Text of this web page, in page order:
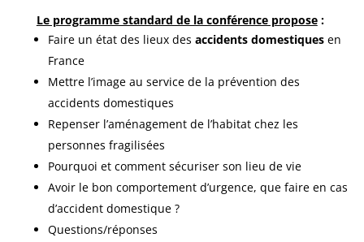
Le programme standard de la conférence propose:
Faire un état des lieux des accidents domestiques en
France
Mettre l’image au service de la prévention des
accidents domestiques
Repenser l’aménagement de l’habitat chez les
personnes fragilisées
Pourquoi et comment sécuriser son lieu de vie
Avoir le bon comportement d’urgence, que faire en cas
d’accident domestique ?
Questions/réponses